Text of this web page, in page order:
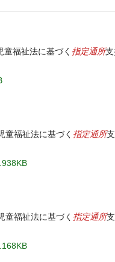
福祉法に基づく 指定通所
福祉法に基づく 指定通所
福祉法に基づく 指定通所